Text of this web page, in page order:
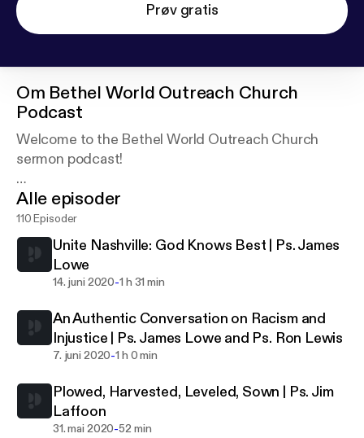
Prøv gratis
Om Bethel World Outreach Church
Podcast
Welcome to the Bethel World Outreach Church
sermon podcast!
At Bethel, we value devotion, diversity, and
discipleship, and our mission is to reach our city to
touch the world. Learn more about us at
bethelworld.org.
Alle episoder
110 Episoder
Unite Nashville: God Knows Best | Ps. James
Lowe
14. juni 2020-1 h 31 min
An Authentic Conversation on Racism and
Injustice | Ps. James Lowe and Ps. Ron Lewis
7. juni 2020-1 h 0 min
Plowed, Harvested, Leveled, Sown | Ps. Jim
Laffoon
31. mai 2020-52 min